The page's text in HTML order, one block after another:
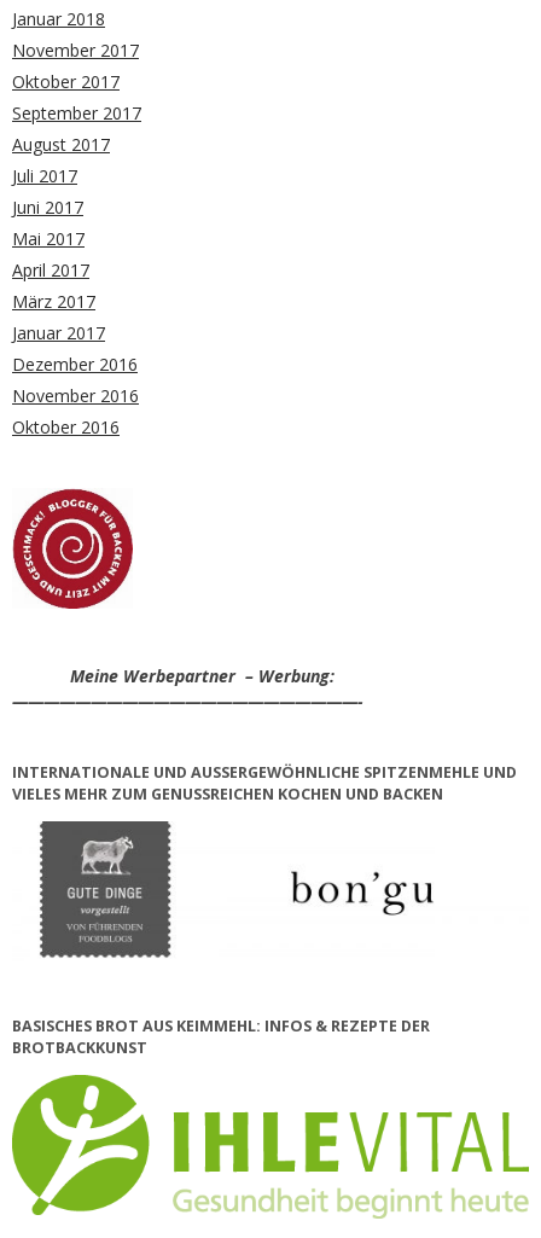
Januar 2018
November 2017
Oktober 2017
September 2017
August 2017
Juli 2017
Juni 2017
Mai 2017
April 2017
März 2017
Januar 2017
Dezember 2016
November 2016
Oktober 2016
Meine Werbepartner – Werbung:
——————————————————————-
INTERNATIONALE UND AUSSERGEWÖHNLICHE SPITZENMEHLE UND V
IELES MEHR ZUM GENUSSREICHEN KOCHEN UND BACKEN
BASISCHES BROT AUS KEIMMEHL: INFOS & REZEPTE DER
BROTBACKKUNST